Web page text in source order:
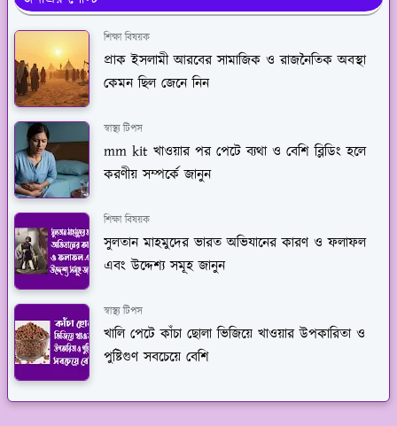
শিক্ষা বিষয়ক
প্রাক ইসলামী আরবের সামাজিক ও রাজনৈতিক অবস্থা
কেমন ছিল জেনে নিন
স্বাস্থ্য টিপস
mm kit খাওয়ার পর পেটে ব্যথা ও বেশি ব্লিডিং হলে
করণীয় সম্পর্কে জানুন
শিক্ষা বিষয়ক
সুলতান মাহমুদের ভারত অভিযানের কারণ ও ফলাফল
এবং উদ্দেশ্য সমূহ জানুন
স্বাস্থ্য টিপস
খালি পেটে কাঁচা ছোলা ভিজিয়ে খাওয়ার উপকারিতা ও
পুষ্টিগুণ সবচেয়ে বেশি